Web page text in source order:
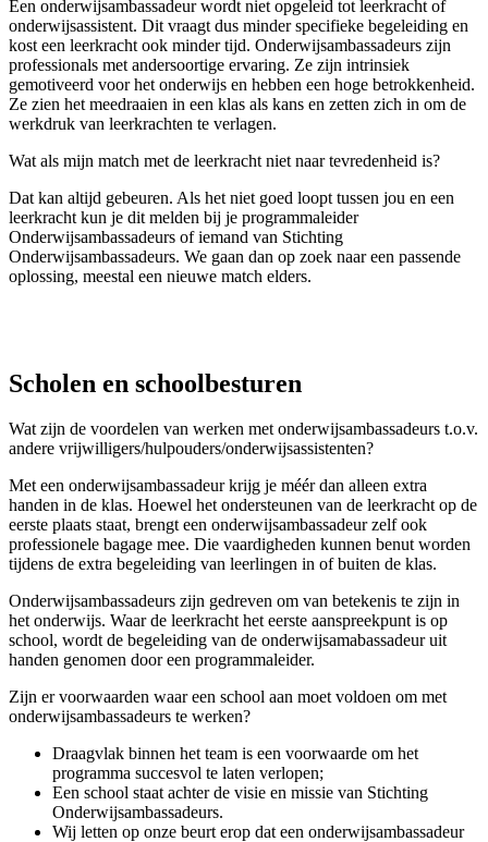
Een onderwijsambassadeur wordt niet opgeleid tot leerkracht of
onderwijsassistent. Dit vraagt dus minder specifieke begeleiding en
kost een leerkracht ook minder tijd. Onderwijsambassadeurs zijn
professionals met andersoortige ervaring. Ze zijn intrinsiek
gemotiveerd voor het onderwijs en hebben een hoge betrokkenheid.
Ze zien het meedraaien in een klas als kans en zetten zich in om de
werkdruk van leerkrachten te verlagen.
Wat als mijn match met de leerkracht niet naar tevredenheid is?
Dat kan altijd gebeuren. Als het niet goed loopt tussen jou en een
leerkracht kun je dit melden bij je programmaleider
Onderwijsambassadeurs of iemand van Stichting
Onderwijsambassadeurs. We gaan dan op zoek naar een passende
oplossing, meestal een nieuwe match elders.
Scholen en schoolbesturen
Wat zijn de voordelen van werken met onderwijsambassadeurs t.o.v.
andere vrijwilligers/hulpouders/onderwijsassistenten?
Met een onderwijsambassadeur krijg je méér dan alleen extra
handen in de klas. Hoewel het ondersteunen van de leerkracht op de
eerste plaats staat, brengt een onderwijsambassadeur zelf ook
professionele bagage mee. Die vaardigheden kunnen benut worden
tijdens de extra begeleiding van leerlingen in of buiten de klas.
Onderwijsambassadeurs zijn gedreven om van betekenis te zijn in
het onderwijs. Waar de leerkracht het eerste aanspreekpunt is op
school, wordt de begeleiding van de onderwijsamabassadeur uit
handen genomen door een programmaleider.
Zijn er voorwaarden waar een school aan moet voldoen om met
onderwijsambassadeurs te werken?
Draagvlak binnen het team is een voorwaarde om het
programma succesvol te laten verlopen;
Een school staat achter de visie en missie van Stichting
Onderwijsambassadeurs.
Wij letten op onze beurt erop dat een onderwijsambassadeur